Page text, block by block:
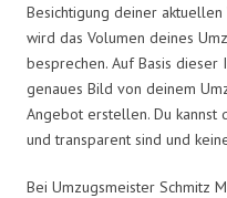
Besichtigung deiner aktuellen
wird das Volumen deines
besprechen. Auf Basis
genaues Bild von deinem
Angebot erstellen. Du kannst
und transparent sind und
Bei Umzugsmeister Schmitz